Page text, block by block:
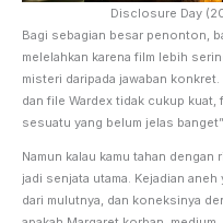
Disclosure Day
Bagi sebagian besar penonton,
melelahkan karena film lebih
misteri daripada jawaban
dan file Wardex tidak cukup
sesuatu yang belum jelas banget”.
Namun kalau kamu tahan
jadi senjata utama. Kejadian
dari mulutnya, dan koneksinya